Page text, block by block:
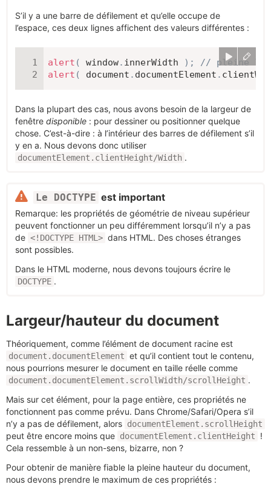
S’il y a une barre de défilement et qu’elle occupe de
l’espace, ces deux lignes affichent des valeurs différentes :
alert ( window. innerWidth ) ;
// pleine
alert ( document . documentElement .
Dans la plupart des cas, nous avons besoin de la largeur de
fenêtre disponible : pour dessiner ou positionner quelque
chose. C’est-à-dire : à l’intérieur des barres de défilement s’il
y en a. Nous devons donc utiliser
documentElement.clientHeight/Width .
Le DOCTYPE est important
Remarque: les propriétés de géométrie de niveau supérieur
peuvent fonctionner un peu différemment lorsqu’il n’y a pas
de <!DOCTYPE HTML> dans HTML. Des choses étranges
sont possibles.
Dans le HTML moderne, nous devons toujours écrire le
DOCTYPE .
Largeur/hauteur du document
Théoriquement, comme l’élément de document racine est
document.documentElement et qu’il contient tout le contenu,
nous pourrions mesurer le document en taille réelle comme
document.documentElement.scrollWidth/scrollHeight .
Mais sur cet élément, pour la page entière, ces propriétés ne
fonctionnent pas comme prévu. Dans Chrome/Safari/Opera s’il
n’y a pas de défilement, alors documentElement.scrollHeight
peut être encore moins que documentElement.clientHeight
!
Cela ressemble à un non-sens, bizarre, non ?
Pour obtenir de manière fiable la pleine hauteur du document,
nous devons prendre le maximum de ces propriétés :